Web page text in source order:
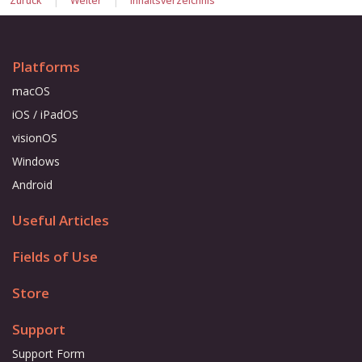
Platforms
macOS
iOS / iPadOS
visionOS
Windows
Android
Useful Articles
Fields of Use
Store
Support
Support Form